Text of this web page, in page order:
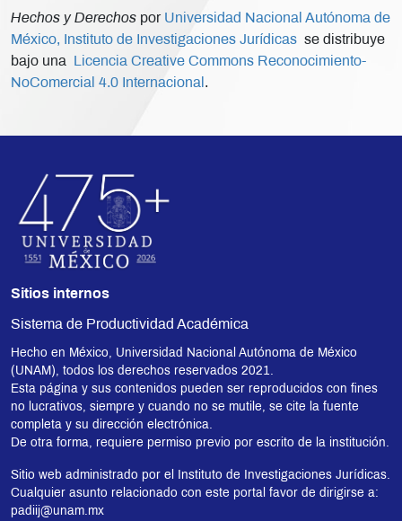
Hechos y Derechos por Universidad Nacional Autónoma de
México, Instituto de Investigaciones Jurídicas se distribuye
bajo una
Licencia Creative Commons Reconocimiento-
NoComercial 4.0 Internacional .
Sitios internos
Sistema de Productividad Académica
Hecho en México, Universidad Nacional Autónoma de México
(UNAM), todos los derechos reservados 2021.
Esta página y sus contenidos pueden ser reproducidos con fines
no lucrativos, siempre y cuando no se mutile, se cite la fuente
completa y su dirección electrónica.
De otra forma, requiere permiso previo por escrito de la institución.
Sitio web administrado por el Instituto de Investigaciones Jurídicas.
Cualquier asunto relacionado con este portal favor de dirigirse a:
padiij@unam.mx